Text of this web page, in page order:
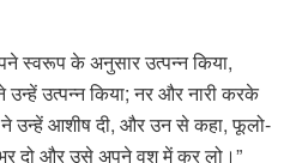
स्वरूप के अनुसार उत्पन्न किया,
उत्पन्न किया; नर और नारी करके
ने उन्हें आशीष दी, और उन से कहा, फूलो-
दो और उसे अपने वश में कर लो।”